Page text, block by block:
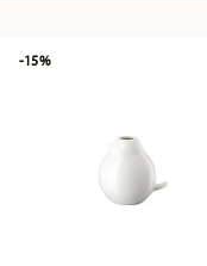
-15%